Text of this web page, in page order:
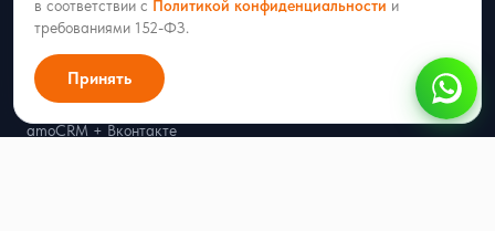
amoCRM + MAX
amoCRM + Telegram
amoCRM + WhatsApp
amoCRM + Официальный WhatsApp (WABA)
amoCRM + Вконтакте
в соответствии с Политикой конфиденциальности и
требованиями 152-ФЗ.
Принять